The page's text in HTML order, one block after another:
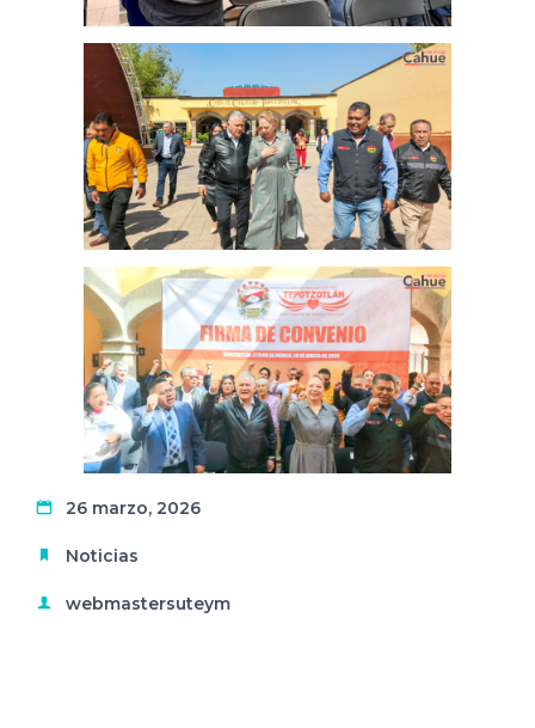
26 marzo, 2026
Noticias
webmastersuteym